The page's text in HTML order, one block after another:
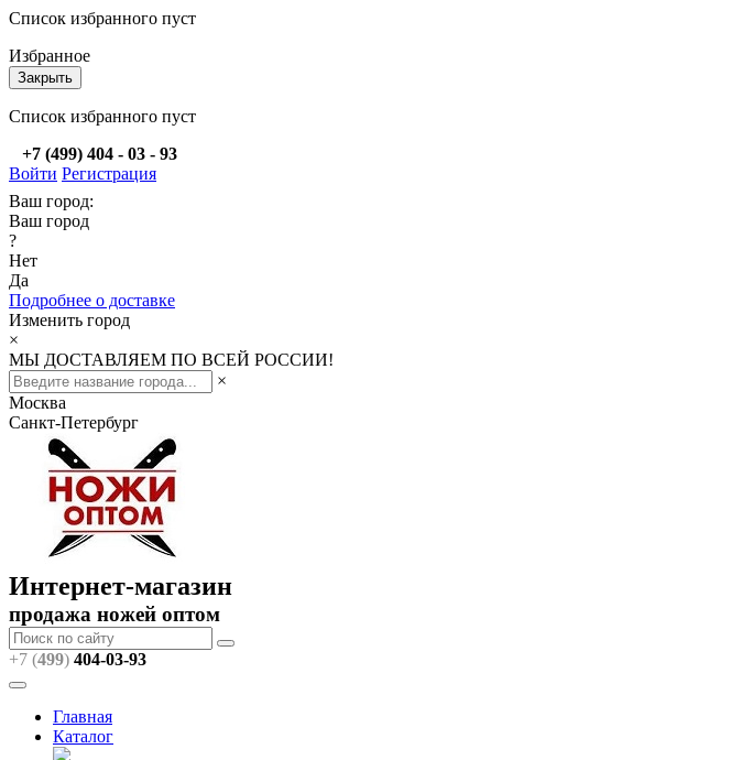
Список избранного пуст
Избранное
Закрыть
Список избранного пуст
+7 (499) 404 - 03 - 93
Войти Регистрация
Ваш город:
Ваш город
?
Нет
Да
Подробнее о доставке
Изменить город
×
МЫ ДОСТАВЛЯЕМ ПО ВСЕЙ РОССИИ!
×
Москва
Санкт-Петербург
Интернет-магазин
продажа ножей оптом
+7 (499) 404-03-93
Главная
Каталог